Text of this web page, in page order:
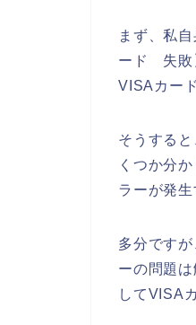
まず、私
ード 失敗
VISAカー
そうする
くつか分
ラーが発
多分です
ーの問題
してVISA